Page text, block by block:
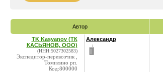
Автор
TK Kasyanov (ТК
КАСЬЯНОВ, ООО)
(ИНН:5027302583)
Экспедитор-перевозчик ,
Томилино рп.
Код:800000
Александр